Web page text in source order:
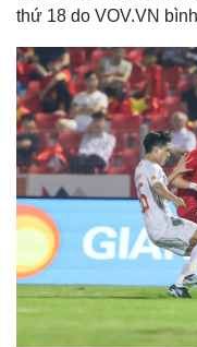
thứ 18 do VOV.VN